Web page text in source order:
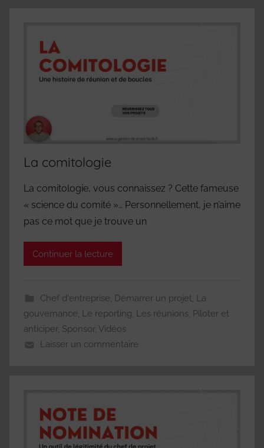
La comitologie
La comitologie, vous connaissez ? Cette fameuse
« science du comité »… Personnellement, je n’aime
pas ce mot que je trouve un
Continuer la lecture
Chef d'entreprise, Démarrer un projet, La
gouvernance, Le reporting, Les réunions, Piloter et
anticiper, Sponsor, Vidéos
Laisser un commentaire